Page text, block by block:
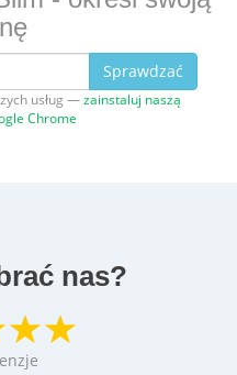
Sprawdzać
usług —zainstaluj naszą
Chrome
nas?